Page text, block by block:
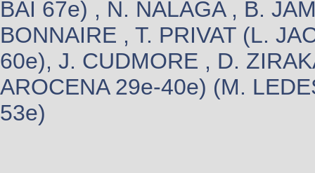
BAÏ 67e) , N. NALAGA , B.
BONNAIRE , T. PRIVAT (L.
60e), J. CUDMORE , D.
AROCENA 29e-40e) (M.
53e)